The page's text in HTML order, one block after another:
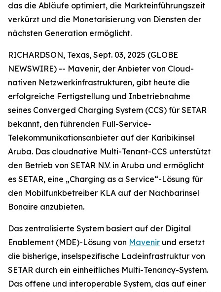
das die Abläufe optimiert, die Markteinführungszeit
verkürzt und die Monetarisierung von Diensten der
nächsten Generation ermöglicht.
RICHARDSON, Texas, Sept. 03, 2025 (GLOBE
NEWSWIRE) -- Mavenir, der Anbieter von Cloud-
nativen Netzwerkinfrastrukturen, gibt heute die
erfolgreiche Fertigstellung und Inbetriebnahme
seines Converged Charging System (CCS) für SETAR
bekannt, den führenden Full-Service-
Telekommunikationsanbieter auf der Karibikinsel
Aruba. Das cloudnative Multi-Tenant-CCS unterstützt
den Betrieb von SETAR N.V. in Aruba und ermöglicht
es SETAR, eine „Charging as a Service“-Lösung für
den Mobilfunkbetreiber KLA auf der Nachbarinsel
Bonaire anzubieten.
Das zentralisierte System basiert auf der Digital
Enablement (MDE)-Lösung von Mavenir und ersetzt
die bisherige, inselspezifische Ladeinfrastruktur von
SETAR durch ein einheitliches Multi-Tenancy-System.
Das offene und interoperable System, das auf einer